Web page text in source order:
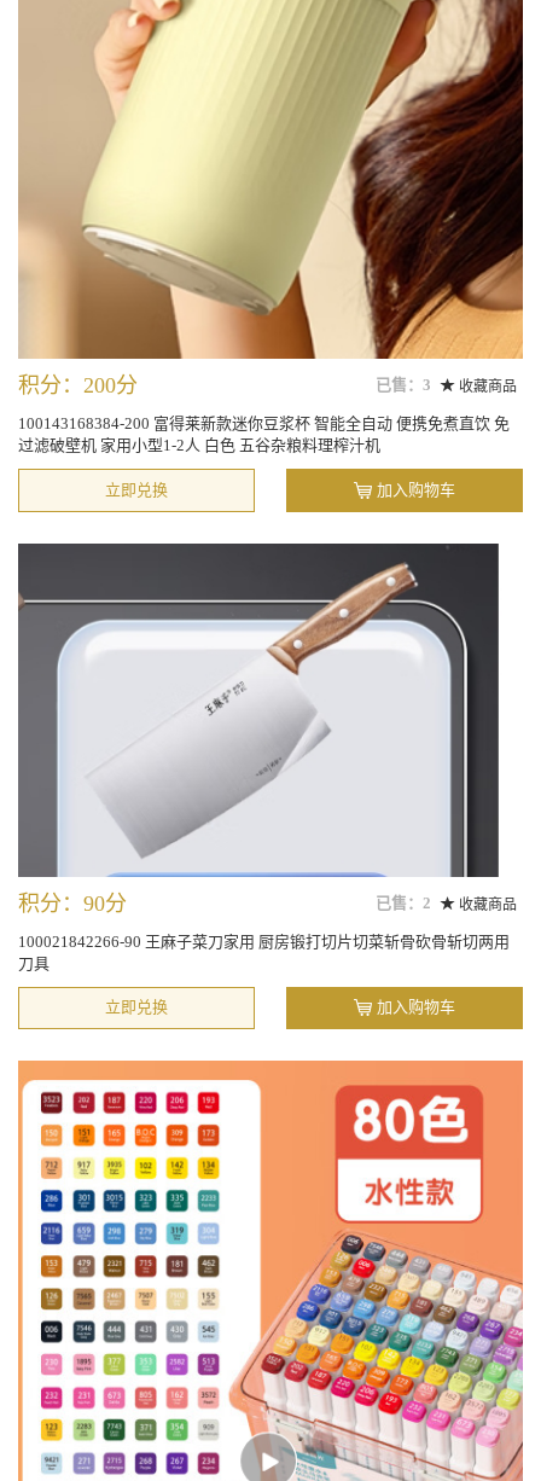
已售：3 收藏商品
积分：200分
100143168384-200 富得莱新款迷你豆浆杯 智能全自动 便携免煮直饮 免
过滤破壁机 家用小型1-2人 白色 五谷杂粮料理榨汁机
立即兑换 加入购物车
已售：2 收藏商品
积分：90分
100021842266-90 王麻子菜刀家用 厨房锻打切片切菜斩骨砍骨斩切两用
刀具
立即兑换 加入购物车